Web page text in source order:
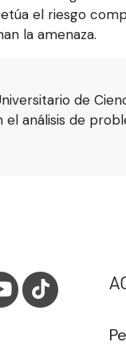
el riesgo
la amenaza.
de
análisis de